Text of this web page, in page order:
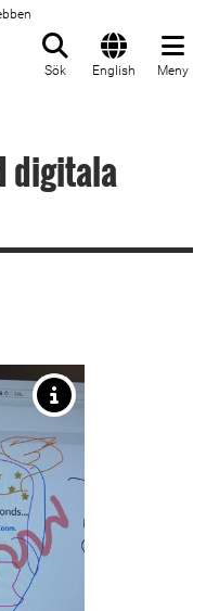
Sök English Meny
digitala